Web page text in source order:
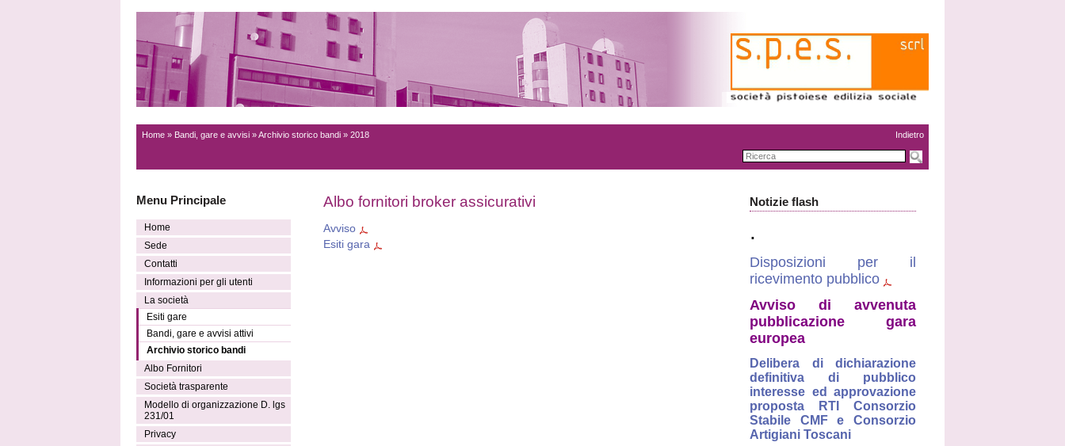
Home » Bandi, gare e avvisi »Archivio storico bandi » 2018 Indietro
Menu Principale
Home
Sede
Contatti
Informazioni per gli utenti
La società
Esiti gare
Bandi, gare e avvisi attivi
Archivio storico bandi
Albo Fornitori
Società trasparente
Modello di organizzazione D. lgs
231/01
Privacy
Albo fornitori broker assicurativi
Avviso
Esiti gara
Notizie flash
.
Disposizioni per il
ricevimento pubblico
Avviso di avvenuta
pubblicazione gara
europea
Delibera di dichiarazione
definitiva di pubblico
interesse ed approvazione
proposta RTI Consorzio
Stabile CMF e Consorzio
Artigiani Toscani